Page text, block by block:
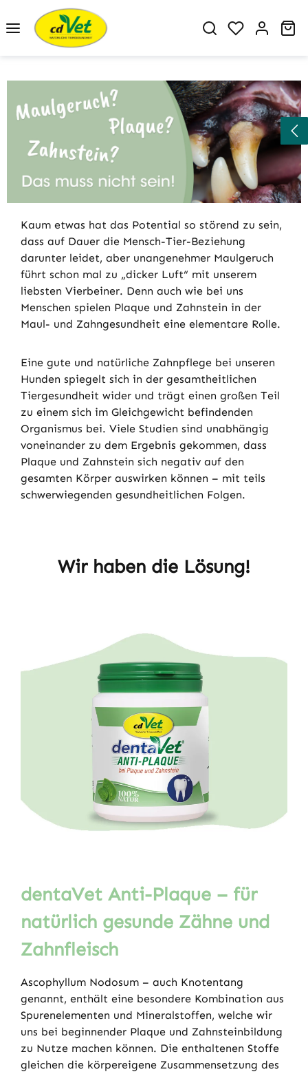
Zum Hauptinhalt springen
Du hast 0
Kaum etwas hat das Potential so störend zu sein,
dass auf Dauer die Mensch-Tier-Beziehung
darunter leidet, aber unangenehmer Maulgeruch
führt schon mal zu „dicker Luft“ mit unserem
liebsten Vierbeiner. Denn auch wie bei uns
Menschen spielen Plaque und Zahnstein in der
Maul- und Zahngesundheit eine elementare Rolle.
Eine gute und natürliche Zahnpflege bei unseren
Hunden spiegelt sich in der gesamtheitlichen
Tiergesundheit wider und trägt einen großen Teil
zu einem sich im Gleichgewicht befindenden
Organismus bei. Viele Studien sind unabhängig
voneinander zu dem Ergebnis gekommen, dass
Plaque und Zahnstein sich negativ auf den
gesamten Körper auswirken können – mit teils
schwerwiegenden gesundheitlichen Folgen.
Wir haben die Lösung!
dentaVet Anti-Plaque – für
natürlich gesunde Zähne und
Zahnfleisch
Ascophyllum Nodosum – auch Knotentang
genannt, enthält eine besondere Kombination aus
Spurenelementen und Mineralstoffen, welche wir
uns bei beginnender Plaque und Zahnsteinbildung
zu Nutze machen können. Die enthaltenen Stoffe
gleichen die körpereigene Zusammensetzung des